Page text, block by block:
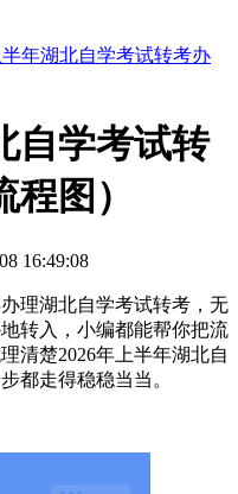
半年湖北自学考试转考办
自学考试转
图）
16:49:08
理湖北自学考试转考，无
转入，小编都能帮你把流
清楚2026年上半年湖北自
都走得稳稳当当。